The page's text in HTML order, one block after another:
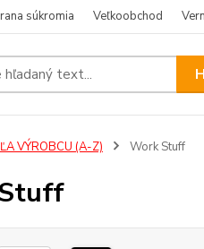
súkromia Veľkoobchod
VÝROBCU (A-Z) Work Stuff